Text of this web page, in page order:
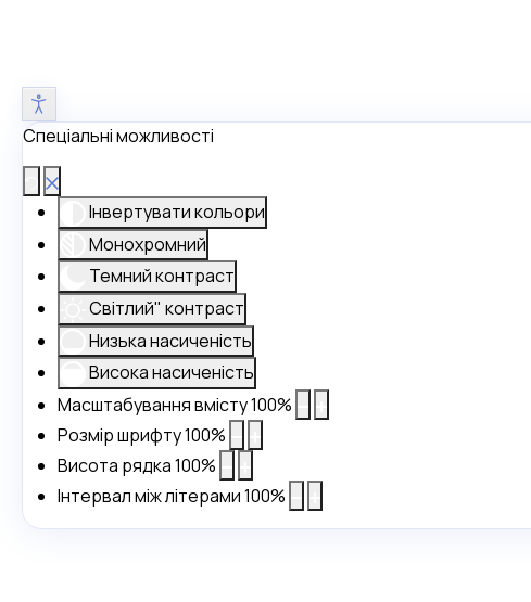
Спеціальні можливості
Інвертувати кольори
Монохромний
Темний контраст
Світлий" контраст
Низька насиченість
Висока насиченість
Масштабування вмісту100%
Розмір шрифту100%
Висота рядка100%
Інтервал між літерами100%